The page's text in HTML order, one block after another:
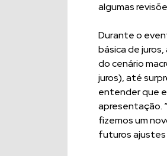
algumas
Durante o
básica de
do cenário
juros), até
entender que
apresentação.
fizemos um
futuros ajustes